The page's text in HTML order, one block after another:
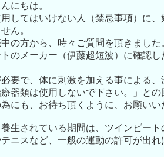
にちは。
してはいけない人（禁忌事項）に
ん。
の方から、時々ご質問を頂きました
のメーカー（伊藤超短波）に確認
必要で、体に刺激を加える事による
器類は使用しないで下さい。」との
にも、お待ち頂くように、お願いい
生されている期間は、ツインビー
ニスなど、一般の運動の許可が出